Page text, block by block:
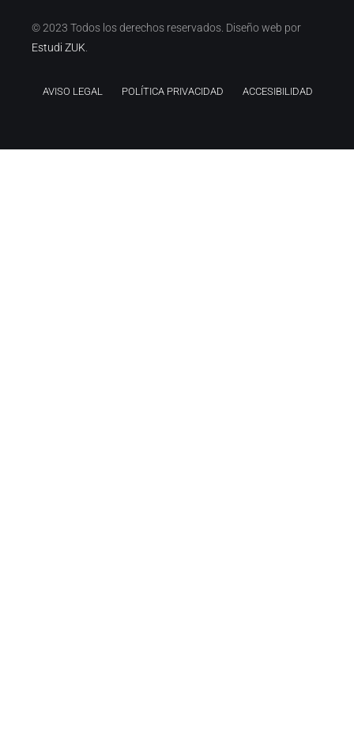
© 2023 Todos los derechos reservados. Diseño web por
Estudi ZUK
AVISO LEGAL POLÍTICA PRIVACIDAD ACCESIBILIDAD